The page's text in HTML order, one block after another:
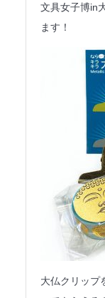
文具女子博in
ます！
大仏クリップ